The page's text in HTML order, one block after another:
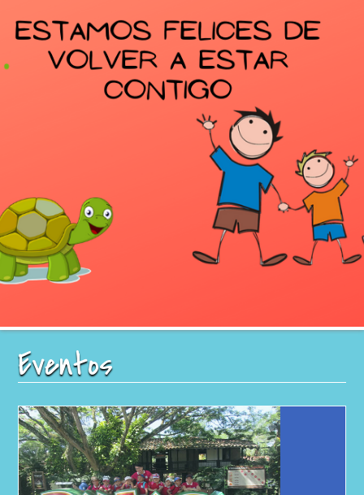
Eventos